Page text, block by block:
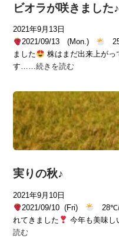
ビオラが咲きました♪
2021年9月13日
2021/09/13 (Mon.)
ました
株はまだ出来上がっ
す……続きを読む
実りの秋♪
2021年9月10日
2021/09/10 (Fri)
28℃/
れてきました
今年も美味し
読む